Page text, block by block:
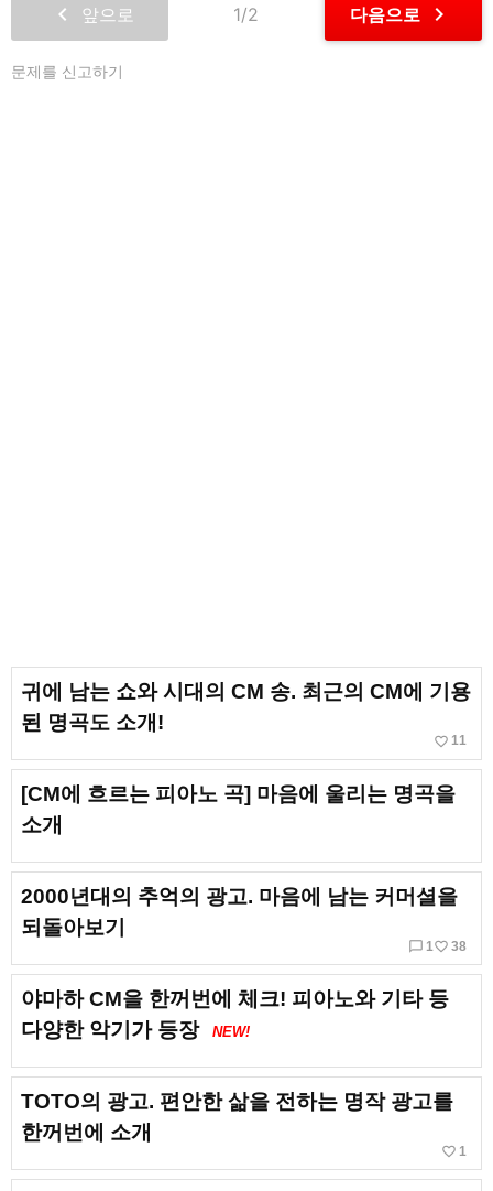
chevron_left 앞으로 1/2 다음으로 chevron_right
문제를 신고하기
귀에 남는 쇼와 시대의 CM 송. 최근의 CM에 기용
된 명곡도 소개!
favorite_border 11
[CM에 흐르는 피아노 곡] 마음에 울리는 명곡을
소개
2000년대의 추억의 광고. 마음에 남는 커머셜을
되돌아보기
chat_bubble_outline 1 favorite_border 38
야마하 CM을 한꺼번에 체크! 피아노와 기타 등
다양한 악기가 등장
NEW!
TOTO의 광고. 편안한 삶을 전하는 명작 광고를
한꺼번에 소개
favorite_border 1